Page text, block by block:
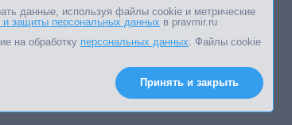
данные, используя файлы cookie и метрические
и защиты персональных данных в pravmir.ru
на обработку персональных данных. Файлы cookie
Принять и закрыть